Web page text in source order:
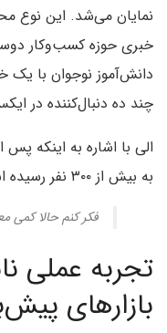
نمایان می‌شد. این نوع
خبری حوزه کسب‌وکار
چند ده دنبال‌کننده در
الی با اشاره به اینکه
به بیش از ۳۰۰ نفر رسیده است، گفت:
فکر کنم حالا کمی
تجربه عملی
بازارهای